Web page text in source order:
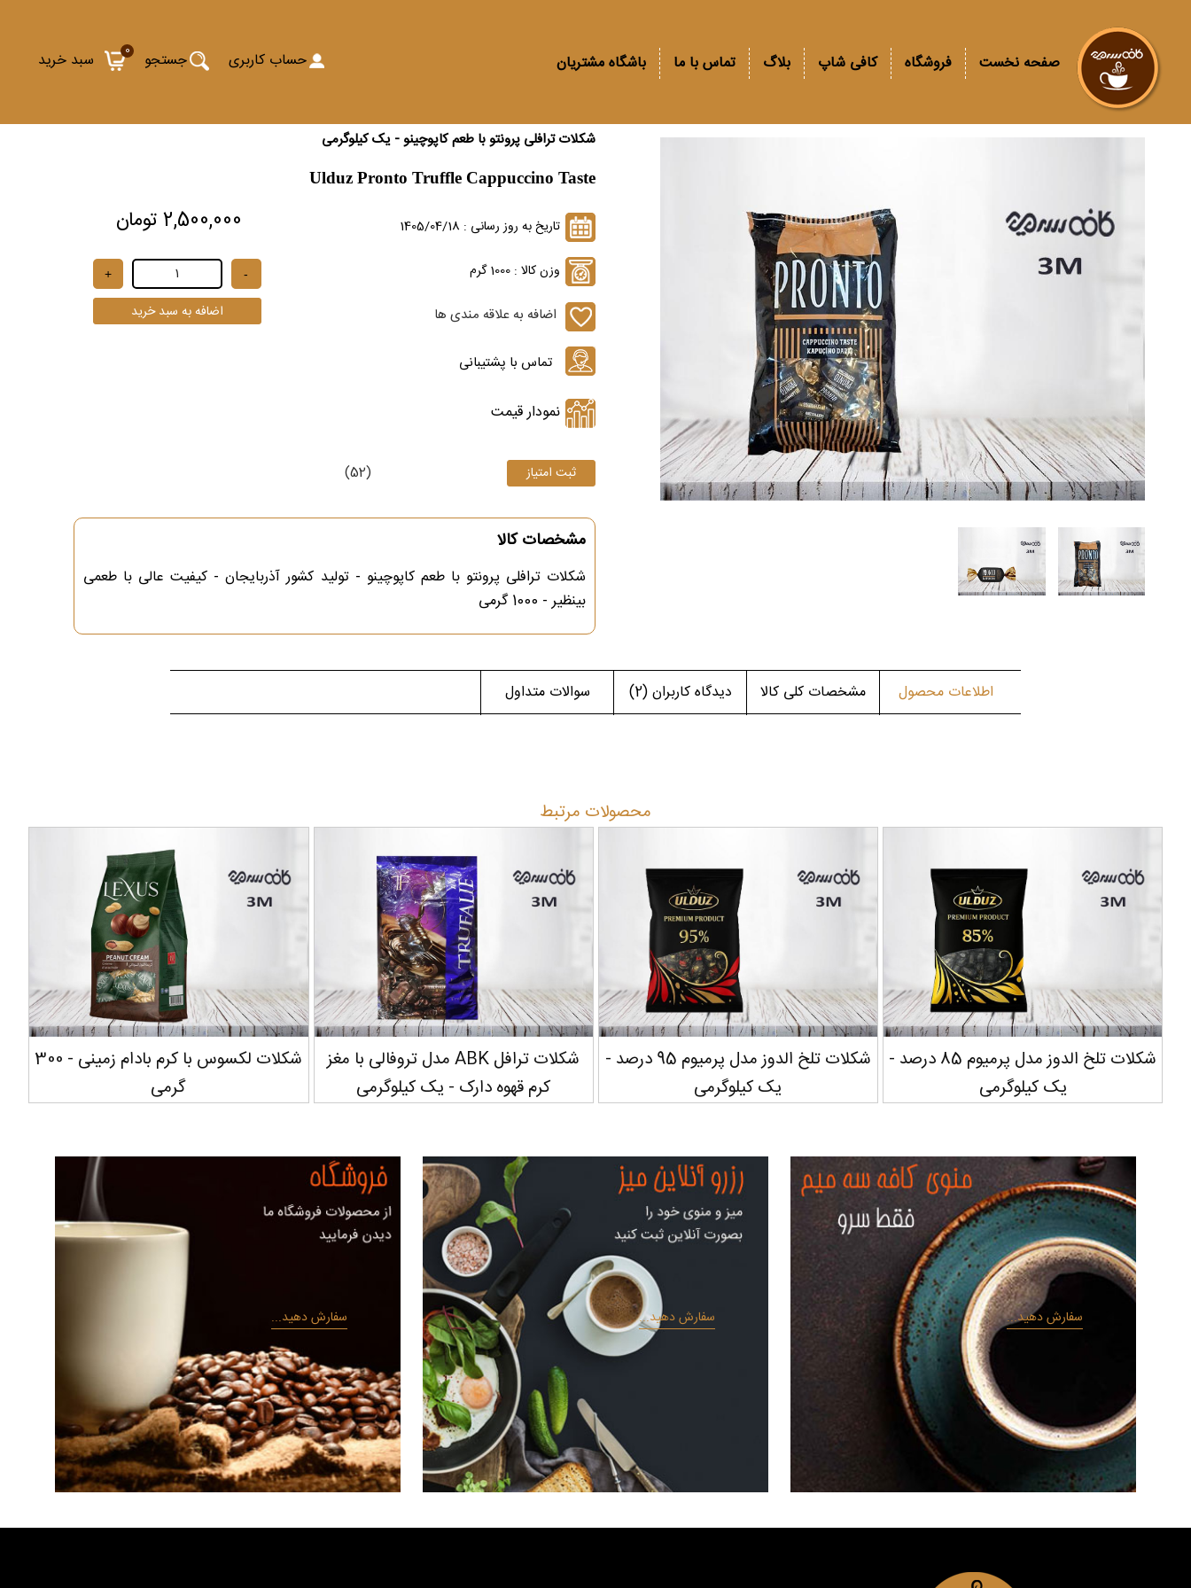
صفحه نخست فروشگاه کافی شاپ بلاگ تماس با ما باشگاه مشتریان
0 سبد خرید جستجو حساب کاربری
شکلات ترافلی پرونتو با طعم کاپوچینو - یک کیلوگرمی
Ulduz Pronto Truffle Cappuccino Taste
2,500,000 تومان تاریخ به روز رسانی : 1405/04/18
وزن کالا : 1000 گرم
اضافه به علاقه مندی ها
نمودار قیمت
(52)
مشخصات کالا
شکلات ترافلی پرونتو با طعم کاپوچینو - تولید کشور آذربایجان - کیفیت عالی با طعمی
بینظیر - 1000 گرمی
اطلاعات محصول مشخصات کلی کالا دیدگاه کاربران(2) سوالات متداول
محصولات مرتبط
شکلات تلخ الدوز مدل پرمیوم 85 درصد -
یک کیلوگرمی
شکلات تلخ الدوز مدل پرمیوم 95 درصد -
یک کیلوگرمی
شکلات ترافل ABK مدل تروفالی با مغز
کرم قهوه دارک - یک کیلوگرمی
شکلات لکسوس با کرم بادام زمینی - 300
گرمی
سفارش دهید... سفارش دهید... سفارش دهید...